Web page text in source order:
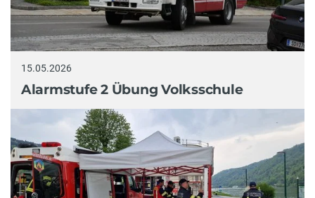
15.05.2026
Alarmstufe 2 Übung Volksschule